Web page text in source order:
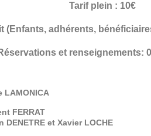
Tarif plein : 10€
(Enfants, adhérents,
et renseignements:
LAMONICA
FERRAT
DENETRE et Xavier LOCHE